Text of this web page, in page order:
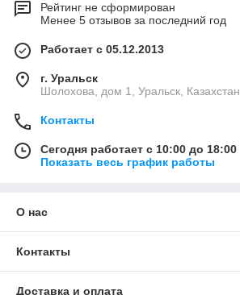
Рейтинг не сформирован
Менее 5 отзывов за последний год
Работает с 05.12.2013
г. Уральск
Шолохова, дом 1, Уральск, Казахстан
Контакты
Сегодня работает с 10:00 до 18:00
Показать весь график работы
О нас
Контакты
Доставка и оплата